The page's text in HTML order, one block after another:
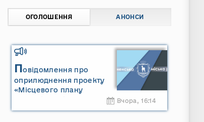
ОГОЛОШЕННЯ АНОНСИ
Повідомлення про
оприлюднення проекту
«Місцевого плану
Сарненської міської
Вчора, 16:14